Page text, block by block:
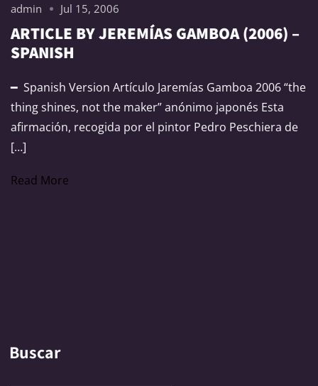
admin Jul 15, 2006
ARTICLE BY JEREMÍAS GAMBOA (2006) –
SPANISH
━ Spanish Version Artículo Jaremías Gamboa 2006 “the
thing shines, not the maker” anónimo japonés Esta
afirmación, recogida por el pintor Pedro Peschiera de
[…]
Read More
Buscar